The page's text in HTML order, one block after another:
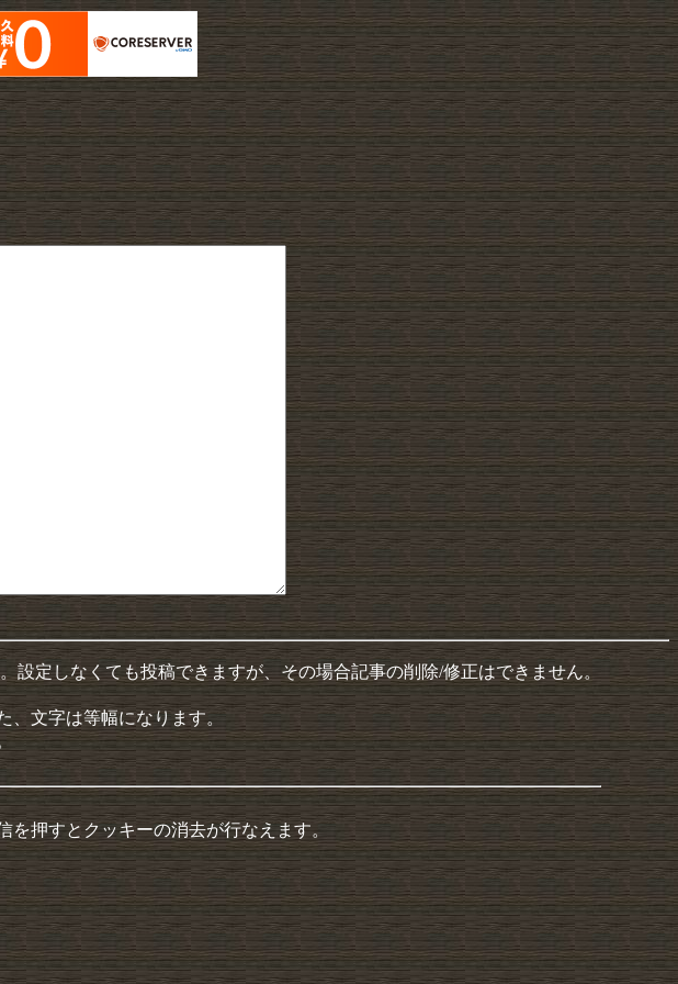
定しなくても投稿できますが、その場合記事の削除/修正はできません。
文字は等幅になります。
押すとクッキーの消去が行なえます。